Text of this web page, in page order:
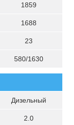
1859
1688
23
580/1630
Дизельный
2.0